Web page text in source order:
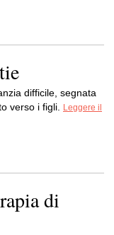
difficile, segnata
verso i figli.
Leggere il
di